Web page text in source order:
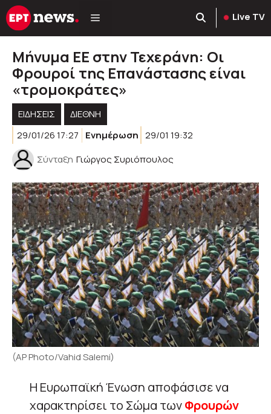
Μετάβαση
σε
Live TV
Μήνυμα ΕΕ στην Τεχεράνη: Οι
Φρουροί της Επανάστασης είναι
«τρομοκράτες»
ΕΙΔΗΣΕΙΣ
ΔΙΕΘΝΗ
29/01/26 17:27
Ενημέρωση 29/01 19:32
Σύνταξη Γιώργος Συριόπουλος
(AP Photo/Vahid Salemi)
Η Ευρωπαϊκή Ένωση αποφάσισε να
χαρακτηρίσει το Σώμα τωνΦρουρών